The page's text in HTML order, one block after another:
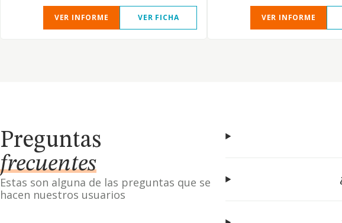
VER INFORME VER FICHA VER INFORME
Preguntas
frecuentes
Estas son alguna de las preguntas que se
hacen nuestros usuarios